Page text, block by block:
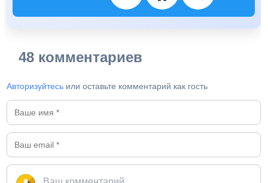
48 комментариев
Авторизуйтесь или оставьте комментарий как гость